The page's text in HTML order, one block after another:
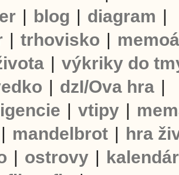
| blog | diagram |
| trhovisko |
| výkriky do
| dzI/Ova hra |
| vtipy |
| mandelbrot | hra
| ostrovy | kalendár